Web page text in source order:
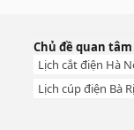
Chủ đề quan tâm
Lịch cắt điện Hà
Lịch cúp điện Bà